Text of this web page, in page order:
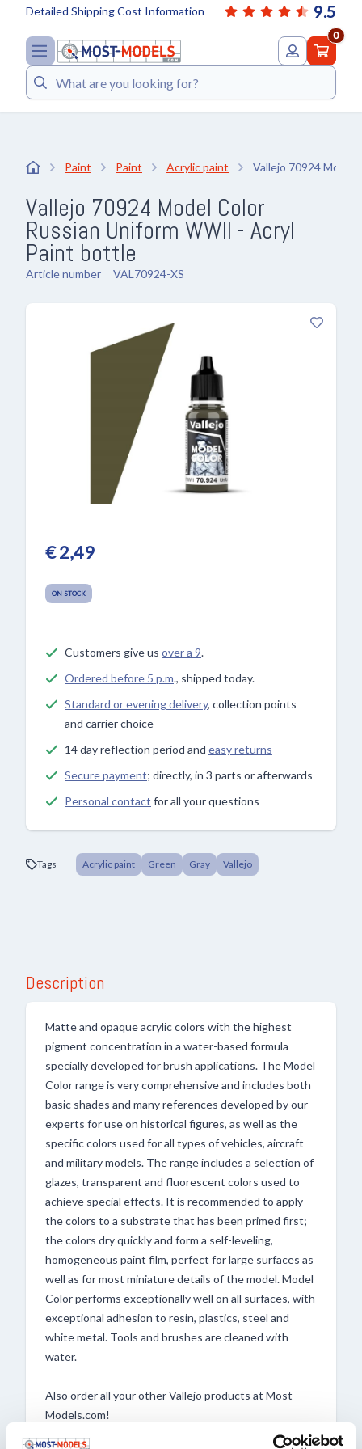
9.5
Detailed Shipping Cost Information
0
Search
Paint Paint Acrylic paint Vallejo 70924 Model
Vallejo 70924 Model Color
Russian Uniform WWII - Acryl
Paint bottle
Article number VAL70924-XS
€ 2,49
ON STOCK
Customers give us over a 9.
Ordered before 5 p.m., shipped today.
Standard or evening delivery, collection points
and carrier choice
14 day reflection period and easy returns
Secure payment; directly, in 3 parts or afterwards
Personal contact for all your questions
Tags Acrylic paint Green Gray Vallejo
Description
Matte and opaque acrylic colors with the highest
pigment concentration in a water-based formula
specially developed for brush applications. The Model
Color range is very comprehensive and includes both
basic shades and many references developed by our
experts for use on historical figures, as well as the
specific colors used for all types of vehicles, aircraft
and military models. The range includes a selection of
glazes, transparent and fluorescent colors used to
achieve special effects. It is recommended to apply
the colors to a substrate that has been primed first;
the colors dry quickly and form a self-leveling,
homogeneous paint film, perfect for large surfaces as
well as for most miniature details of the model. Model
Color performs exceptionally well on all surfaces, with
exceptional adhesion to resin, plastics, steel and
white metal. Tools and brushes are cleaned with
water.
Also order all your other Vallejo products at Most-
Models.com!